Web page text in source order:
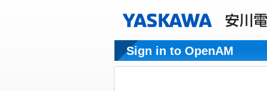
Sign in to OpenAM